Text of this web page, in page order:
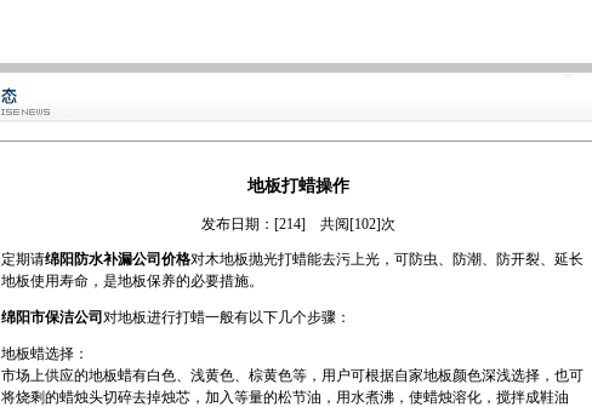
地板打蜡操作
发布日期：[214] 共阅[102]次
定期请绵阳防水补漏公司价格对木地板抛光打蜡能去污上光，可防虫、防潮、防开裂、延长
地板使用寿命，是地板保养的必要措施。
绵阳市保洁公司 对地板进行打蜡一般有以下几个步骤：
地板蜡选择：
市场上供应的地板蜡有白色、浅黄色、棕黄色等，用户可根据自家地板颜色深浅选择，也可
将烧剩的蜡烛头切碎去掉烛芯，加入等量的松节油，用水煮沸，使蜡烛溶化，搅拌成鞋油